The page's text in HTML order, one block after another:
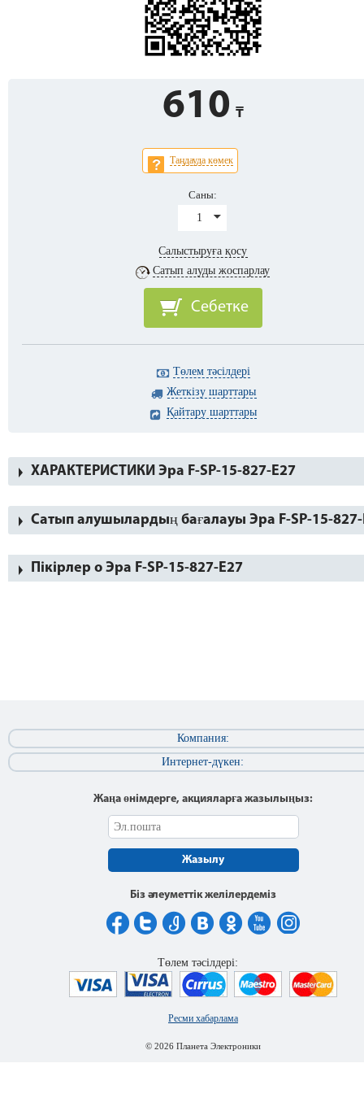
610
Саны:
1
Таңдауда көмек
Салыстыруға қосу
Сатып алуды жоспарлау
Себетке
Төлем тәсілдері
Жеткізу шарттары
Қайтару шарттары
ХАРАКТЕРИСТИКИ Эра F-SP-15-827-E27
Сатып алушылардың бағалауы Эра F-SP-15-827-
Пікірлер о Эра F-SP-15-827-E27
Компания:
Интернет-дүкен:
Жаңа өнімдерге, акцияларға жазылыңыз:
Жазылу
Біз әлеуметтік желілердеміз
Ресми хабарлама
© 2026 Планета Электроники
Төлем тәсілдері: